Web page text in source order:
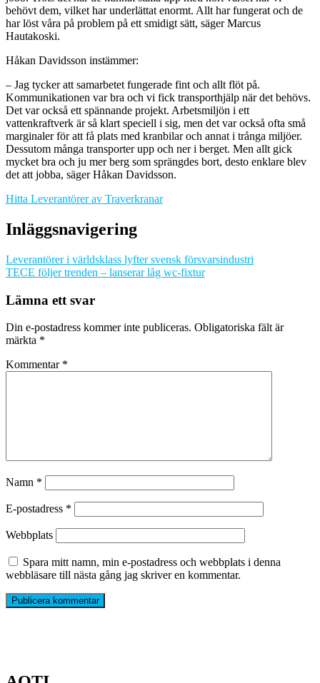
behövt dem, vilket har underlättat enormt. Allt har fungerat och de
har löst våra på problem på ett smidigt sätt, säger Marcus
Hautakoski.
Håkan Davidsson instämmer:
– Jag tycker att samarbetet fungerade fint och allt flöt på.
Kommunikationen var bra och vi fick transporthjälp när det behövs.
Det var också ett spännande projekt. Arbetsmiljön i ett
vattenkraftverk är så klart speciell i sig, men det var också ofta små
marginaler för att få plats med kranbilar och annat i trånga miljöer.
Dessutom många transporter upp och ner i berget. Men allt gick
mycket bra och ju mer berg som sprängdes bort, desto enklare blev
det att jobba, säger Håkan Davidsson.
Hitta Leverantörer av Traverkranar
Inläggsnavigering
Leverantörer i världsklass lyfter svensk försvarsindustri
TECE följer trenden – lanserar låg wc-fixtur
Lämna ett svar
Din e-postadress kommer inte publiceras. Obligatoriska fält är
märkta *
Kommentar *
Namn *
E-postadress *
Webbplats
Spara mitt namn, min e-postadress och webbplats i denna
webbläsare till nästa gång jag skriver en kommentar.